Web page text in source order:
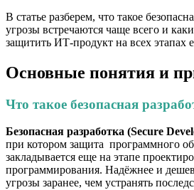
В статье разберем, что такое
угрозы встречаются чаще всего и
защитить ИТ-продукт на всех этапах
Основные понятия и
Что такое безопасная
Безопасная разработка (Secure
при котором защита программного
закладывается еще на этапе
программирования. Надёжнее и
угрозы заранее, чем устранять